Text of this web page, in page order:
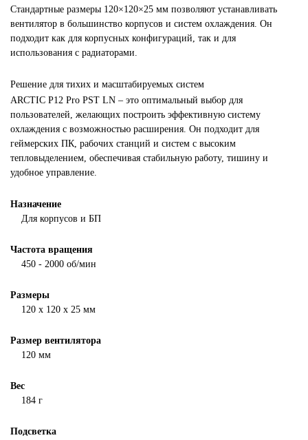
Стандартные размеры 120×120×25 мм позволяют устанавливать
вентилятор в большинство корпусов и систем охлаждения. Он
подходит как для корпусных конфигураций, так и для
использования с радиаторами.
Решение для тихих и масштабируемых систем
ARCTIC P12 Pro PST LN – это оптимальный выбор для
пользователей, желающих построить эффективную систему
охлаждения с возможностью расширения. Он подходит для
геймерских ПК, рабочих станций и систем с высоким
тепловыделением, обеспечивая стабильную работу, тишину и
удобное управление.
Назначение
Для корпусов и БП
Частота вращения
450 - 2000 об/мин
Размеры
120 х 120 х 25 мм
Размер вентилятора
120 мм
Вес
184 г
Подсветка